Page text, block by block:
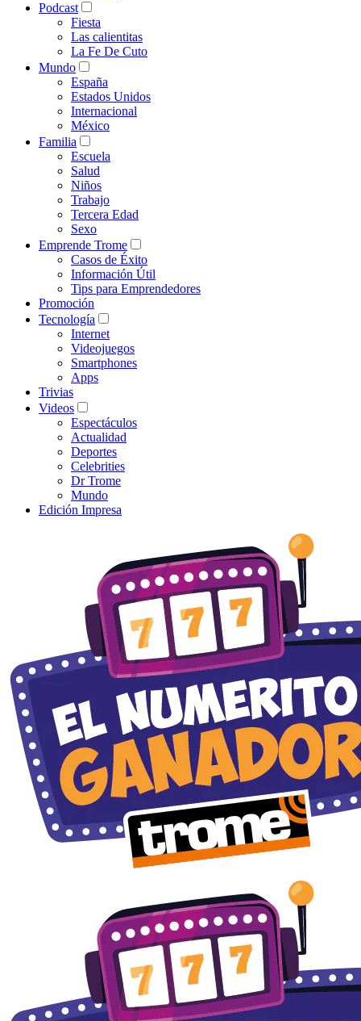
Podcast
Fiesta
Las calientitas
La Fe De Cuto
Mundo
España
Estados Unidos
Internacional
México
Familia
Escuela
Salud
Niños
Trabajo
Tercera Edad
Sexo
Emprende Trome
Casos de Éxito
Información Útil
Tips para Emprendedores
Promoción
Tecnología
Internet
Videojuegos
Smartphones
Apps
Trivias
Videos
Espectáculos
Actualidad
Deportes
Celebrities
Dr Trome
Mundo
Edición Impresa